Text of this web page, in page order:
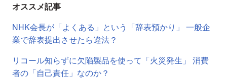
オススメ記事
NHK会長が「よくある」という「辞表預かり」 一般企
業で辞表提出させたら違法？
リコール知らずに欠陥製品を使って「火災発生」 消費
者の「自己責任」なのか？